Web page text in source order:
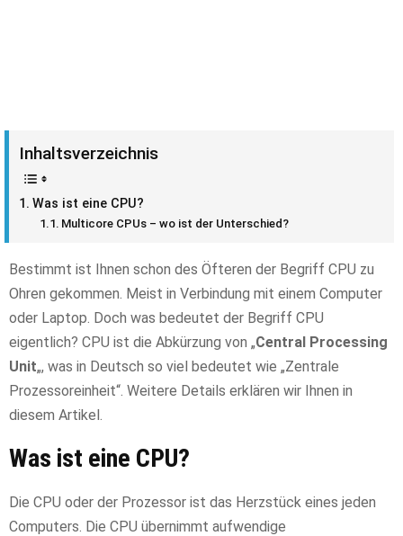
Inhaltsverzeichnis
Was ist eine CPU?
Multicore CPUs – wo ist der Unterschied?
Bestimmt ist Ihnen schon des Öfteren der Begriff CPU zu
Ohren gekommen. Meist in Verbindung mit einem Computer
oder Laptop. Doch was bedeutet der Begriff CPU
eigentlich? CPU ist die Abkürzung von „Central Processing
Unit„, was in Deutsch so viel bedeutet wie „Zentrale
Prozessoreinheit“. Weitere Details erklären wir Ihnen in
diesem Artikel.
Was ist eine CPU?
Die CPU oder der Prozessor ist das Herzstück eines jeden
Computers. Die CPU übernimmt aufwendige